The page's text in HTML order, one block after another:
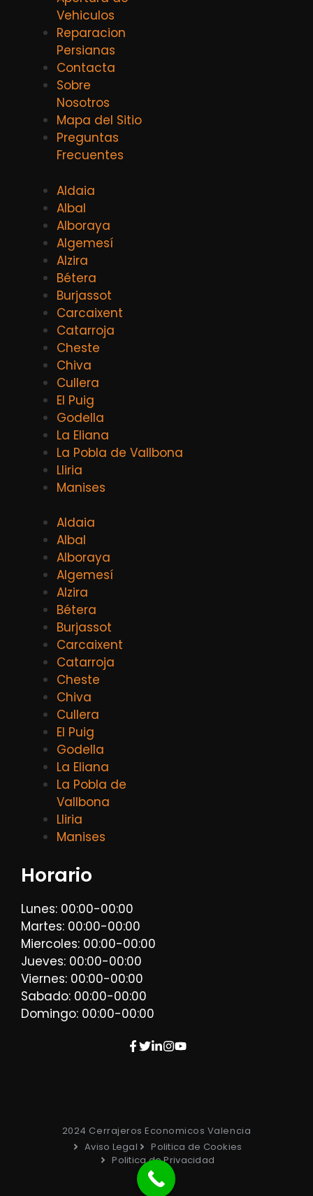
Vehiculos
Reparacion
Persianas
Contacta
Sobre
Nosotros
Mapa del Sitio
Preguntas
Frecuentes
Aldaia
Albal
Alboraya
Algemesí
Alzira
Bétera
Burjassot
Carcaixent
Catarroja
Cheste
Chiva
Cullera
El Puig
Godella
La Eliana
La Pobla de Vallbona
Lliria
Manises
Aldaia
Albal
Alboraya
Algemesí
Alzira
Bétera
Burjassot
Carcaixent
Catarroja
Cheste
Chiva
Cullera
El Puig
Godella
La Eliana
La Pobla de
Vallbona
Lliria
Manises
Horario
Lunes: 00:00-00:00
Martes: 00:00-00:00
Miercoles: 00:00-00:00
Jueves: 00:00-00:00
Viernes: 00:00-00:00
Sabado: 00:00-00:00
Domingo: 00:00-00:00
2024 Cerrajeros Economicos Valencia
Aviso Legal
Politica de Cookies
Politica de Privacidad